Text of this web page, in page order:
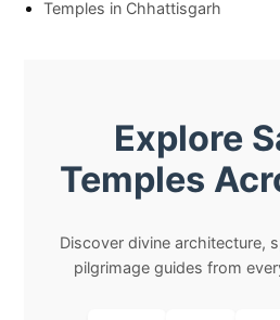
Temples in Chhattisgarh
Explore
Temples
Discover divine architecture,
pilgrimage guides from